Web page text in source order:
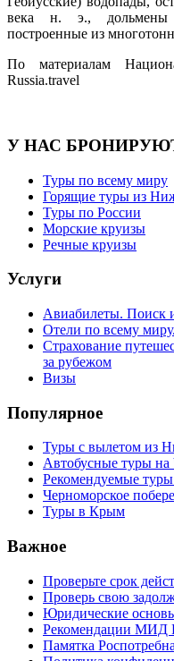
века н. э., дольмены
построенные из
По материалам
Russia.travel
У НАС
Туры по всему миру
Горящие туры из
Туры по России
Морские круизы
Речные круизы
Услуги
Авиабилеты. Поиск
Отели по всему
Страхование
за рубежом
Визы
Популярное
Туры с вылетом из
Автобусные туры на
Рекомендуемые
Черноморское
Туры в Крым
Важное
Проверьте срок
Проверь свою
Юридические
Рекомендации МИД
Памятка